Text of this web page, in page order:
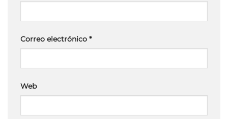
Correo electrónico *
Web